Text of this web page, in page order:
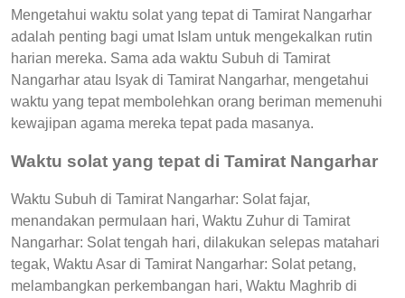
Mengetahui waktu solat yang tepat di Tamirat Nangarhar
adalah penting bagi umat Islam untuk mengekalkan rutin
harian mereka. Sama ada waktu Subuh di Tamirat
Nangarhar atau Isyak di Tamirat Nangarhar, mengetahui
waktu yang tepat membolehkan orang beriman memenuhi
kewajipan agama mereka tepat pada masanya.
Waktu solat yang tepat di Tamirat Nangarhar
Waktu Subuh di Tamirat Nangarhar: Solat fajar,
menandakan permulaan hari, Waktu Zuhur di Tamirat
Nangarhar: Solat tengah hari, dilakukan selepas matahari
tegak, Waktu Asar di Tamirat Nangarhar: Solat petang,
melambangkan perkembangan hari, Waktu Maghrib di